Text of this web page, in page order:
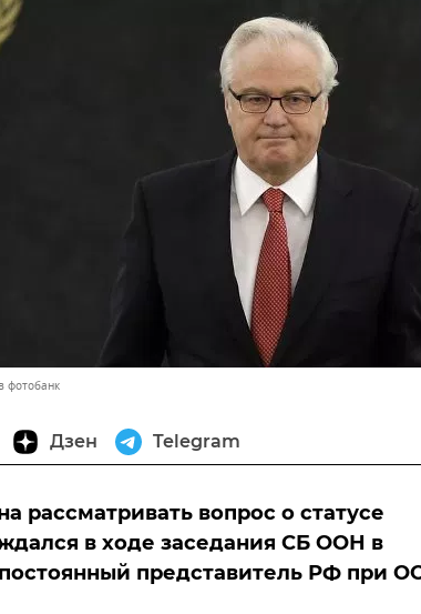
фотобанк
Дзен Telegram
рассматривать вопрос о статусе
в ходе заседания СБ ООН в
представитель РФ при